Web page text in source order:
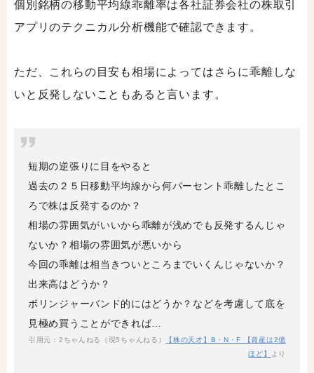
個別銘柄の移動平均線乖離率は各社証券会社の株取引
アプリのテクニカル分析機能で確認できます。
ただ、これらの目安も相場によってはさらに乖離しな
いと反発しないこともあると言います。
短期の逆張りに目をやると
過去の２５日移動平均線から何パーセント乖離したとこ
ろで株は反発するのか？
相場の雰囲気がいいから乖離が浅めでも反発するんじゃ
ないか？相場の雰囲気が悪いから
今回の乖離は相当きついところまでいくんじゃないか？
出来高はどうか？
ボリンジャーバンド的にはどうか？などを考慮して底を
見極め買うことができれば…
引用元：2ちゃんねる（現5ちゃんねる）
【株の天才】B・N・F 【資産は2億
ほど】
より